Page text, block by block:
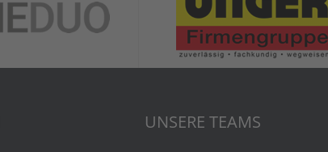
UNSERE TEAMS